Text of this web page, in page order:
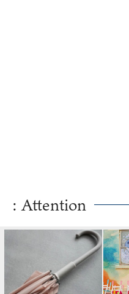
: Attention